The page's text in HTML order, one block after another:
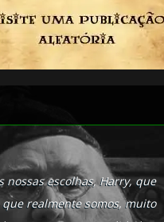
nossas escolhas, Harry, que
que realmente somos, muito
8️⃣